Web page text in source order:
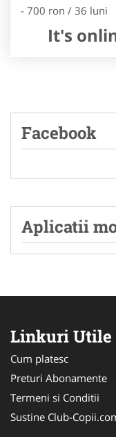
- 700 ron / 36 luni
It's
Facebook
Aplicatii
Linkuri Utile
Cum platesc
Preturi Abonamente
Termeni si Conditii
Sustine Club-